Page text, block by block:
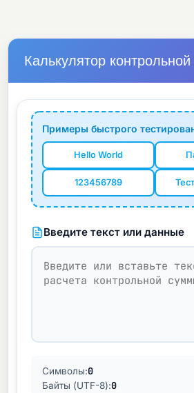
Калькулятор
Примеры быстрого
Hello World
123456789
Введите текст или данные
Символы:0
Байты (UTF-8):0